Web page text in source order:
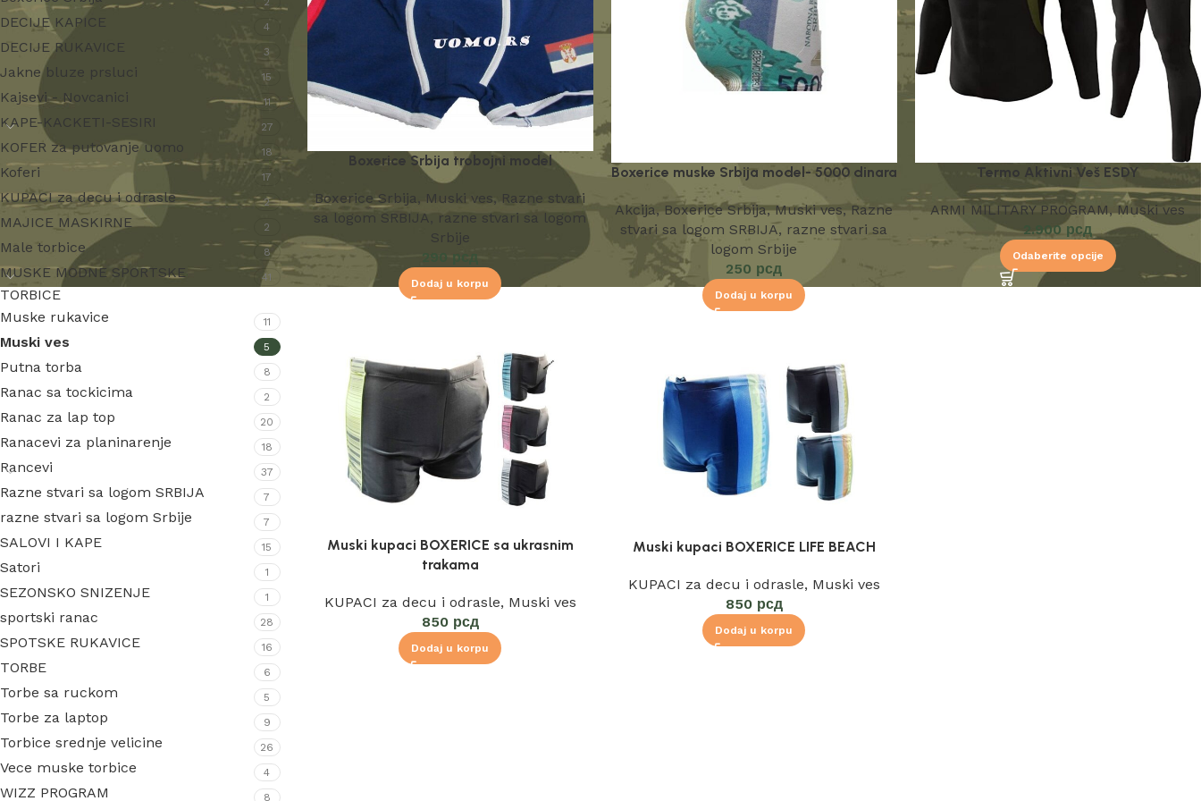
DECIJE KAPICE 4
DECIJE RUKAVICE 3
Jakne bluze prsluci 15
Kajsevi - Novcanici 11
KAPE-KACKETI-SESIRI 27
KOFER za putovanje uomo 18
Koferi 17
KUPACI za decu i odrasle 2
MAJICE MASKIRNE 2
Male torbice 8
MUSKE MODNE SPORTSKE
TORBICE
41
Muske rukavice 11
Muski ves 5
Putna torba 8
Ranac sa tockicima 2
Ranac za lap top 20
Ranacevi za planinarenje 18
Rancevi 37
Razne stvari sa logom SRBIJA 7
razne stvari sa logom Srbije 7
SALOVI I KAPE 15
Satori 1
SEZONSKO SNIZENJE 1
sportski ranac 28
SPOTSKE RUKAVICE 16
TORBE 6
Torbe sa ruckom 5
Torbe za laptop 9
Torbice srednje velicine 26
Vece muske torbice 4
WIZZ PROGRAM 8
Boxerice Srbija trobojni model
Boxerice Srbija Muski ves, Razne stvari
sa logom SRBIJA, razne stvari sa logom
Srbije
290
рсд
Dodaj u korpu
Boxerice muske Srbija model- 5000 dinara
Akcija, Boxerice Srbija,Muski ves, Razne
stvari sa logom SRBIJA, razne stvari sa
logom Srbije
250 рсд
Dodaj u korpu
Termo Aktivni Veš ESDY
ARMI MILITARY PROGRAM,Muski ves
2.900 рсд
Odaberite opcije
Muski kupaci BOXERICE sa ukrasnim
trakama
KUPACI za decu i odrasle, Muski ves
850 рсд
Dodaj u korpu
Muski kupaci BOXERICE LIFE BEACH
KUPACI za decu i odrasle, Muski ves
850 рсд
Dodaj u korpu